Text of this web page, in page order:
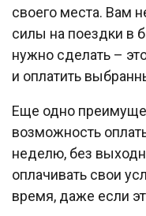
своего места. Вам
силы на поездки в
нужно сделать –
и оплатить
Еще одно
возможность
неделю, без
оплачивать свои
время, даже если